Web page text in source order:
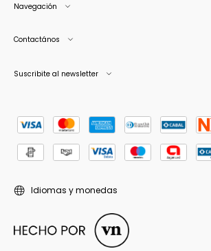
Navegación
Contactános
Suscribite al newsletter
Idiomas y monedas